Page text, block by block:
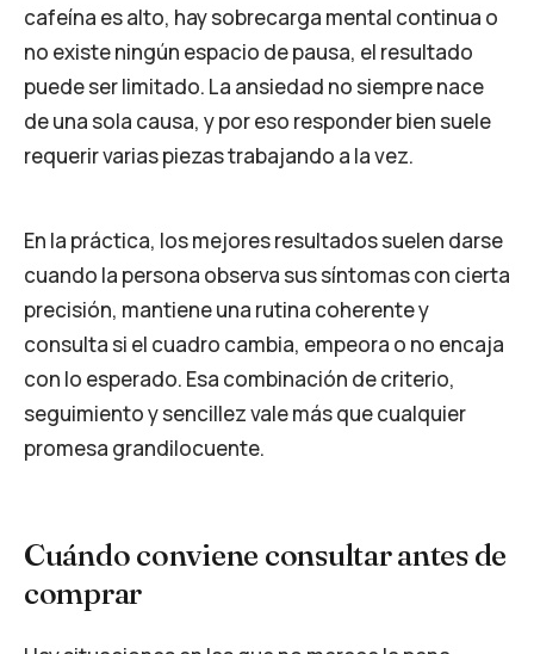
cafeína es alto, hay sobrecarga mental continua o
no existe ningún espacio de pausa, el resultado
puede ser limitado. La ansiedad no siempre nace
de una sola causa, y por eso responder bien suele
requerir varias piezas trabajando a la vez.
En la práctica, los mejores resultados suelen darse
cuando la persona observa sus síntomas con cierta
precisión, mantiene una rutina coherente y
consulta si el cuadro cambia, empeora o no encaja
con lo esperado. Esa combinación de criterio,
seguimiento y sencillez vale más que cualquier
promesa grandilocuente.
Cuándo conviene consultar antes de
comprar